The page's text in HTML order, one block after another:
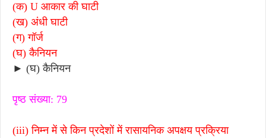
(क) U आकार की घाटी
(ख) अंधी घाटी
(ग) गॉर्ज
(घ) कैनियन
► (घ) कैनियन
पृष्ठ संख्या: 79
(iii) निम्न में से किन प्रदेशों में रासायनिक अपक्षय प्रक्रिया